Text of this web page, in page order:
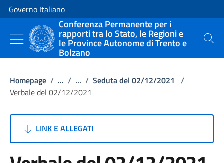
Vai al contenuto
Vai alla navigazione del sito
Governo Italiano
Conferenza Permanente per i
rapporti tra lo Stato, le Regioni e
le Province Autonome di Trento e
Bolzano
Cerca
Homepage / ... / ... / Seduta del 02/12/2021 /
Verbale del 02/12/2021
LINK E ALLEGATI